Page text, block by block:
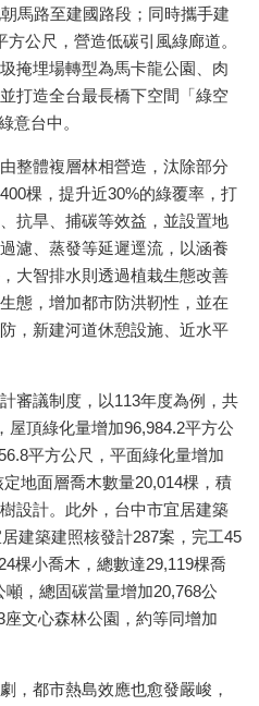
馬路至建國路段；同時攜手建
公尺，營造低碳引風綠廊道。
掩埋場轉型為馬卡龍公園、肉
打造全台最長橋下空間「綠空
意台中。
整體複層林相營造，汰除部分
棵，提升近30%的綠覆率，打
抗旱、捕碳等效益，並設置地
濾、蒸發等延遲逕流，以涵養
大智排水則透過植栽生態改善
態，增加都市防洪靭性，並在
，新建河道休憩設施、近水平
審議制度，以113年度為例，共
屋頂綠化量增加96,984.2平方公
平方公尺，平面綠化量增加
地面層喬木數量20,014棵，積
設計。此外，台中市宜居建築
建築建照核發計287案，完工45
棵小喬木，總數達29,119棵喬
，總固碳當量增加20,768公
文心森林公園，約等同增加
，都市熱島效應也愈發嚴峻，